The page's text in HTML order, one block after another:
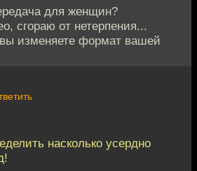
для женщин?
сгораю от нетерпения...
изменяете формат вашей
насколько усердно